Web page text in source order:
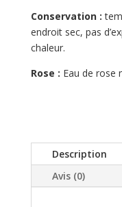
Conservation :
endroit sec, pas
chaleur.
Rose : Eau de rose
Description
Avis (0)